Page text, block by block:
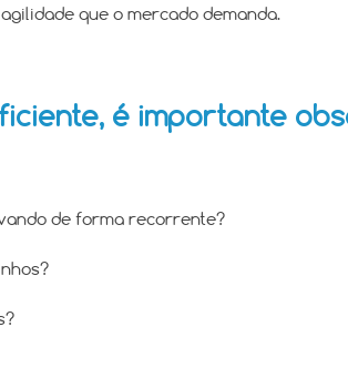
que o mercado demanda.
é importante
de forma recorrente?